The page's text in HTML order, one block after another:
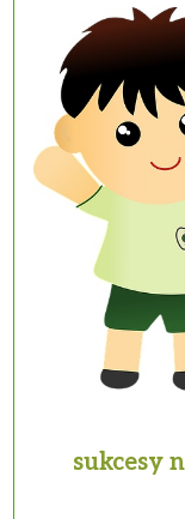
sukcesy